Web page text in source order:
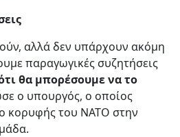
αλλά δεν υπάρχουν ακόμη
παραγωγικές συζητήσεις
θα μπορέσουμε να το
ο υπουργός, ο οποίος
κορυφής του ΝΑΤΟ στην